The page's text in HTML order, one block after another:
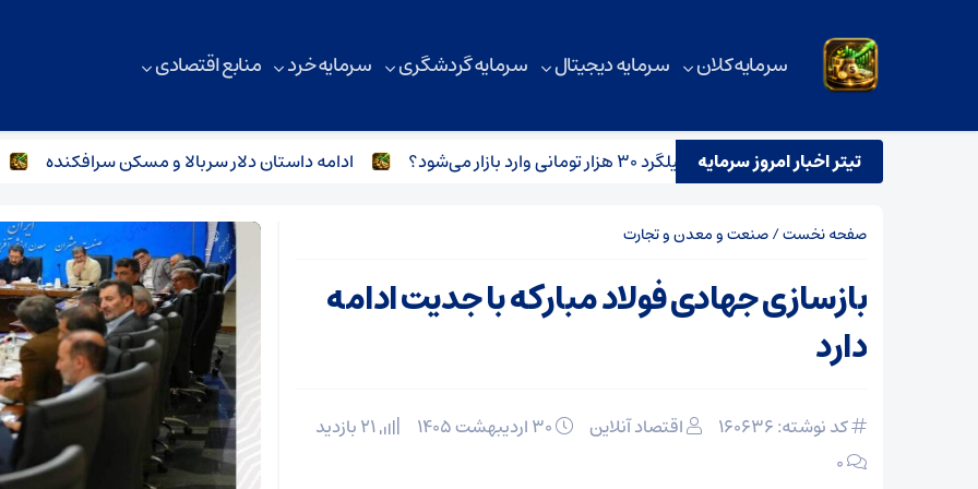
سرمایه کلان سرمایه دیجیتال سرمایه گردشگری سرمایه خرد منابع اقتصادی
تیتر اخبار امروز سرمایهپرتنش خاورمیانه میلگرد ۳۰ هزار تومانی وارد بازار می‌شود؟ ادامه داستان دلار سربالا و مسکن سرافکنده بررسی
صفحه نخست/صنعت و معدن و تجارت
بازسازی جهادی فولاد مبارکه با جدیت ادامه
دارد
کد نوشته: 160636 اقتصاد آنلاین
۰